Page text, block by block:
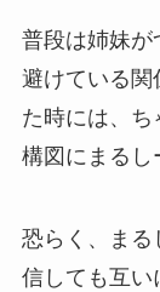
普段は姉妹が
避けている関
た時には、ち
構図にまるし
恐らく、まる
信しても互